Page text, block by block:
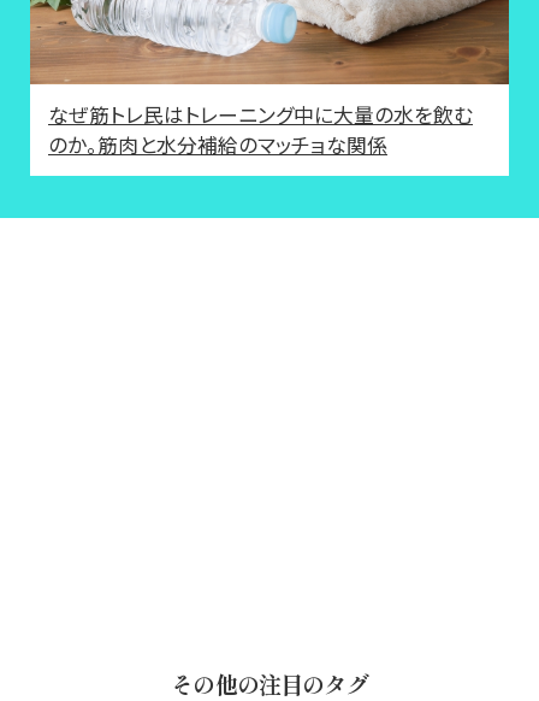
なぜ筋トレ民はトレーニング中に大量の水を飲む
のか。筋肉と水分補給のマッチョな関係
その他の注目のタグ